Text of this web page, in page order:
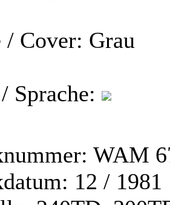
/ Cover: Grau
Sprache:
WAM
12 / 1981